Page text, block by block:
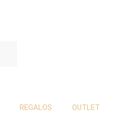
REGALOS OUTLET